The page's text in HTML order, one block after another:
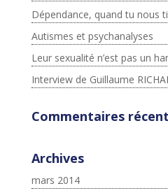
Dépendance, quand tu nous
Autismes et psychanalyses
Leur sexualité n’est pas un
Interview de Guillaume
Commentaires
Archives
mars 2014